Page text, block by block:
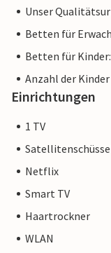
Unser
Betten für
Betten für
Anzahl der
Einrichtungen
1 TV
Netflix
Smart TV
Haartrockner
WLAN